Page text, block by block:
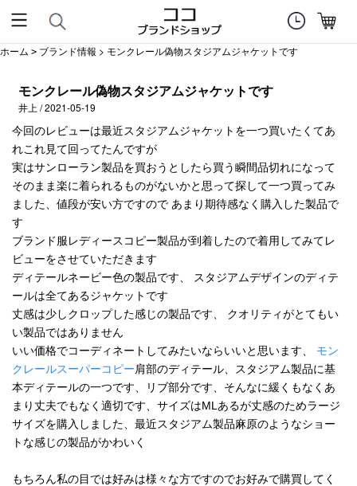
ホーム > ブランド情報 > モンクレール偽物スタジアムジャケットです
モンクレール偽物スタジアムジャケットです
井上 / 2021-05-19
今回のレビューは最近スタジアムジャケットを一つ買いたくてあ
れこれ見て回ってたんですが
実はサンローラン製品を買おうとしたら買う瞬間品切れになって
そのまま楽に着られるものがないかと思って探して一つ買ってみ
ました、値段が安い方ですので あまり期待感なく購入した製品で
す
ブランド服レディースコピー製品が到着したので着用してみてレ
ビューをさせていただきます
ディテールネービー色の製品です、 スタジアムデザインのディテ
ールは全てあるジャケットです
丈感は少しクロップした感じの製品です、 クオリティがとてもい
い製品ではありません
いい価格でコーディネートしてみたいならいいと思います、 モン
クレールスーパーコピー肩部のディテール、スタジアム製品に基
本ディテールの一つです、リブ部分です、そんなに緩くもなくあ
まり丈夫でもなく適切です、サイズはMLあるが丈感のためラージ
サイズを購入しました、最近スタジアム製品麻原のようなショー
トな感じの製品がかわいく
もちろん私の目では好みは様々な方ですのでお好みで購買してく